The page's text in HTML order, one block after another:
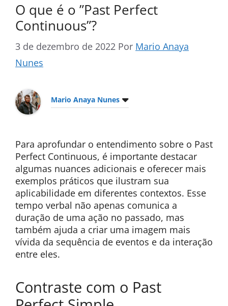
O que é o ”Past Perfect
Continuous”?
3 de dezembro de 2022 Por Mario Anaya
Nunes
Mario Anaya Nunes
Para aprofundar o entendimento sobre o Past
Perfect Continuous, é importante destacar
algumas nuances adicionais e oferecer mais
exemplos práticos que ilustram sua
aplicabilidade em diferentes contextos. Esse
tempo verbal não apenas comunica a
duração de uma ação no passado, mas
também ajuda a criar uma imagem mais
vívida da sequência de eventos e da interação
entre eles.
Contraste com o Past